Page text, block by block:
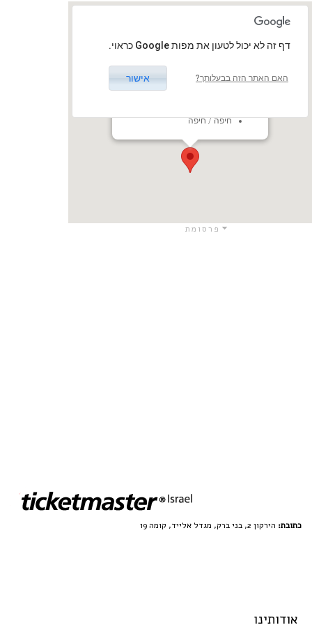
היכל ספורט רוממה
חיפה / חיפה
‏דף זה לא יכול לטעון את מפות Google כראוי.
האם האתר הזה בבעלותך? אישור
פרסומת
כתובת: הירקון 2, בני ברק, מגדל אלייד, קומה 19
אודותינו